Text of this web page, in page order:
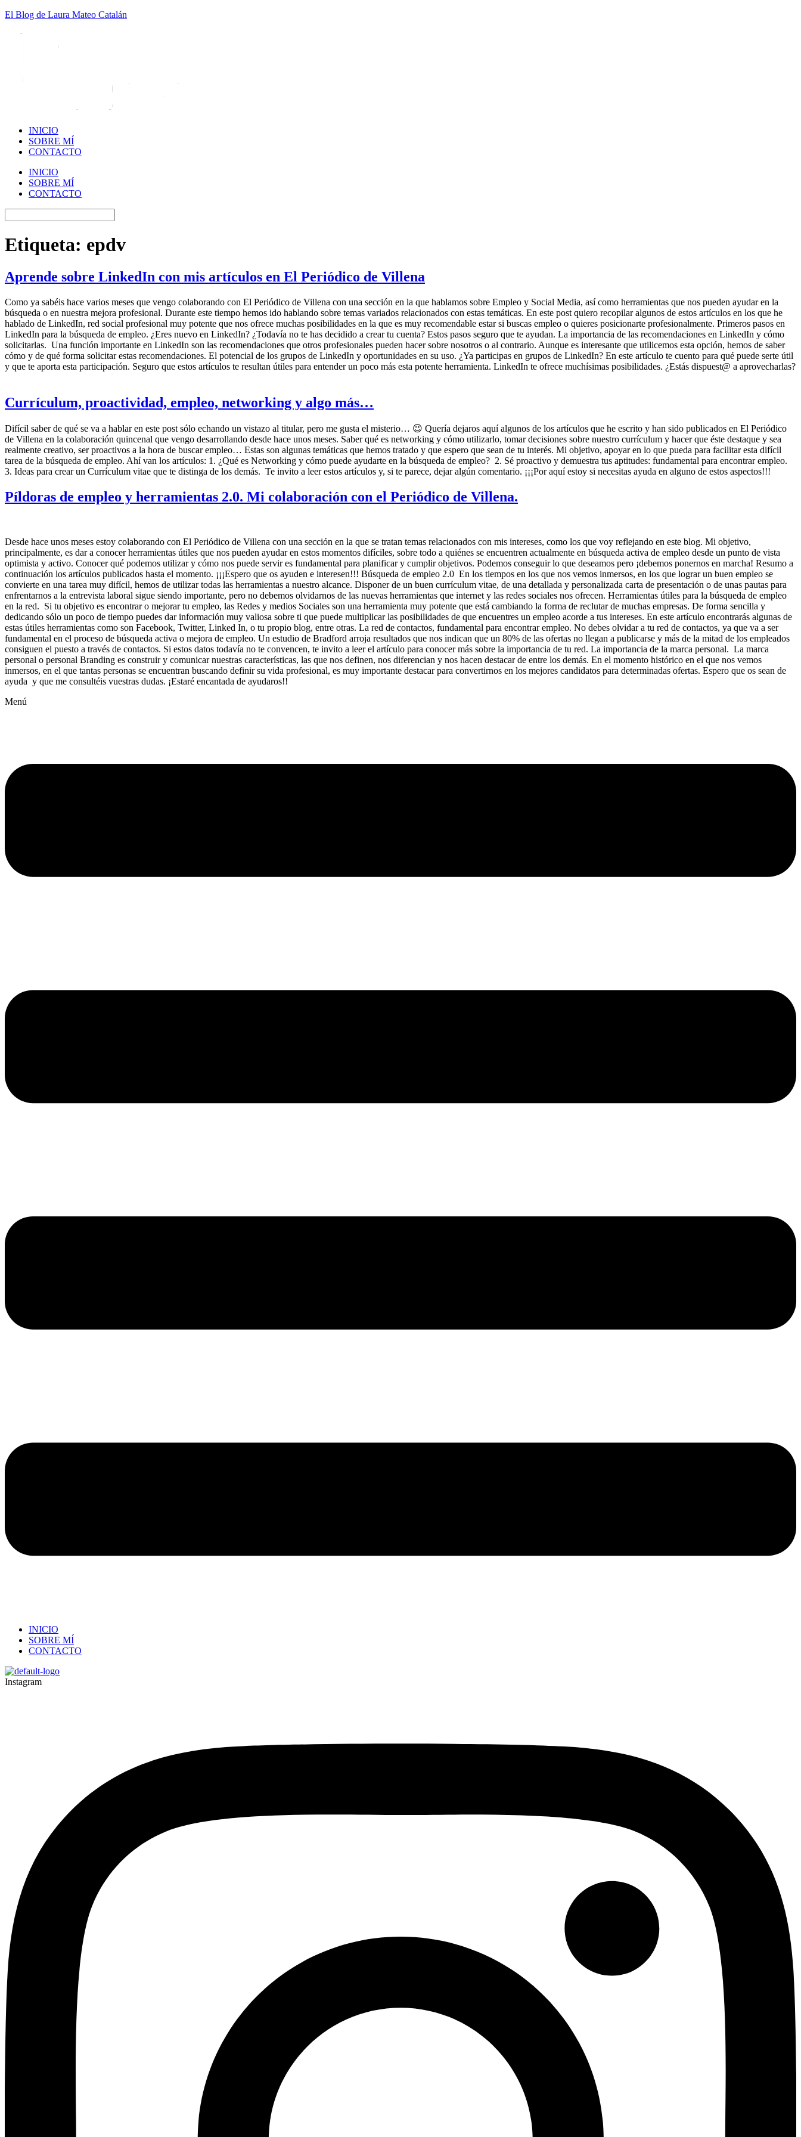
El Blog de Laura Mateo Catalán
INICIO
SOBRE MÍ
CONTACTO
INICIO
SOBRE MÍ
CONTACTO
Etiqueta: epdv
Aprende sobre LinkedIn con mis artículos en El Periódico de Villena
Como ya sabéis hace varios meses que vengo colaborando con El Periódico de Villena con una sección en la que hablamos sobre Empleo y Social Media, así como herramientas que nos pueden ayudar en la
búsqueda o en nuestra mejora profesional. Durante este tiempo hemos ido hablando sobre temas variados relacionados con estas temáticas. En este post quiero recopilar algunos de estos artículos en los que he
hablado de LinkedIn, red social profesional muy potente que nos ofrece muchas posibilidades en la que es muy recomendable estar si buscas empleo o quieres posicionarte profesionalmente. Primeros pasos en
LinkedIn para la búsqueda de empleo. ¿Eres nuevo en LinkedIn? ¿Todavía no te has decidido a crear tu cuenta? Estos pasos seguro que te ayudan. La importancia de las recomendaciones en LinkedIn y cómo
solicitarlas. Una función importante en LinkedIn son las recomendaciones que otros profesionales pueden hacer sobre nosotros o al contrario. Aunque es interesante que utilicemos esta opción, hemos de saber
cómo y de qué forma solicitar estas recomendaciones. El potencial de los grupos de LinkedIn y oportunidades en su uso. ¿Ya participas en grupos de LinkedIn? En este artículo te cuento para qué puede serte útil
y que te aporta esta participación. Seguro que estos artículos te resultan útiles para entender un poco más esta potente herramienta. LinkedIn te ofrece muchísimas posibilidades. ¿Estás dispuest@ a aprovecharlas?
Currículum, proactividad, empleo, networking y algo más…
Difícil saber de qué se va a hablar en este post sólo echando un vistazo al titular, pero me gusta el misterio… 😉 Quería dejaros aquí algunos de los artículos que he escrito y han sido publicados en El Periódico
de Villena en la colaboración quincenal que vengo desarrollando desde hace unos meses. Saber qué es networking y cómo utilizarlo, tomar decisiones sobre nuestro currículum y hacer que éste destaque y sea
realmente creativo, ser proactivos a la hora de buscar empleo… Estas son algunas temáticas que hemos tratado y que espero que sean de tu interés. Mi objetivo, apoyar en lo que pueda para facilitar esta difícil
tarea de la búsqueda de empleo. Ahí van los artículos: 1. ¿Qué es Networking y cómo puede ayudarte en la búsqueda de empleo? 2. Sé proactivo y demuestra tus aptitudes: fundamental para encontrar empleo.
3. Ideas para crear un Currículum vitae que te distinga de los demás. Te invito a leer estos artículos y, si te parece, dejar algún comentario. ¡¡¡Por aquí estoy si necesitas ayuda en alguno de estos aspectos!!!
Píldoras de empleo y herramientas 2.0. Mi colaboración con el Periódico de Villena.
Desde hace unos meses estoy colaborando con El Periódico de Villena con una sección en la que se tratan temas relacionados con mis intereses, como los que voy reflejando en este blog. Mi objetivo,
principalmente, es dar a conocer herramientas útiles que nos pueden ayudar en estos momentos difíciles, sobre todo a quiénes se encuentren actualmente en búsqueda activa de empleo desde un punto de vista
optimista y activo. Conocer qué podemos utilizar y cómo nos puede servir es fundamental para planificar y cumplir objetivos. Podemos conseguir lo que deseamos pero ¡debemos ponernos en marcha! Resumo a
continuación los artículos publicados hasta el momento. ¡¡¡Espero que os ayuden e interesen!!! Búsqueda de empleo 2.0 En los tiempos en los que nos vemos inmersos, en los que lograr un buen empleo se
convierte en una tarea muy difícil, hemos de utilizar todas las herramientas a nuestro alcance. Disponer de un buen currículum vitae, de una detallada y personalizada carta de presentación o de unas pautas para
enfrentarnos a la entrevista laboral sigue siendo importante, pero no debemos olvidarnos de las nuevas herramientas que internet y las redes sociales nos ofrecen. Herramientas útiles para la búsqueda de empleo
en la red. Si tu objetivo es encontrar o mejorar tu empleo, las Redes y medios Sociales son una herramienta muy potente que está cambiando la forma de reclutar de muchas empresas. De forma sencilla y
dedicando sólo un poco de tiempo puedes dar información muy valiosa sobre ti que puede multiplicar las posibilidades de que encuentres un empleo acorde a tus intereses. En este artículo encontrarás algunas de
estas útiles herramientas como son Facebook, Twitter, Linked In, o tu propio blog, entre otras. La red de contactos, fundamental para encontrar empleo. No debes olvidar a tu red de contactos, ya que va a ser
fundamental en el proceso de búsqueda activa o mejora de empleo. Un estudio de Bradford arroja resultados que nos indican que un 80% de las ofertas no llegan a publicarse y más de la mitad de los empleados
consiguen el puesto a través de contactos. Si estos datos todavía no te convencen, te invito a leer el artículo para conocer más sobre la importancia de tu red. La importancia de la marca personal. La marca
personal o personal Branding es construir y comunicar nuestras características, las que nos definen, nos diferencian y nos hacen destacar de entre los demás. En el momento histórico en el que nos vemos
inmersos, en el que tantas personas se encuentran buscando definir su vida profesional, es muy importante destacar para convertirnos en los mejores candidatos para determinadas ofertas. Espero que os sean de
ayuda y que me consultéis vuestras dudas. ¡Estaré encantada de ayudaros!!
Menú
INICIO
SOBRE MÍ
CONTACTO
Instagram